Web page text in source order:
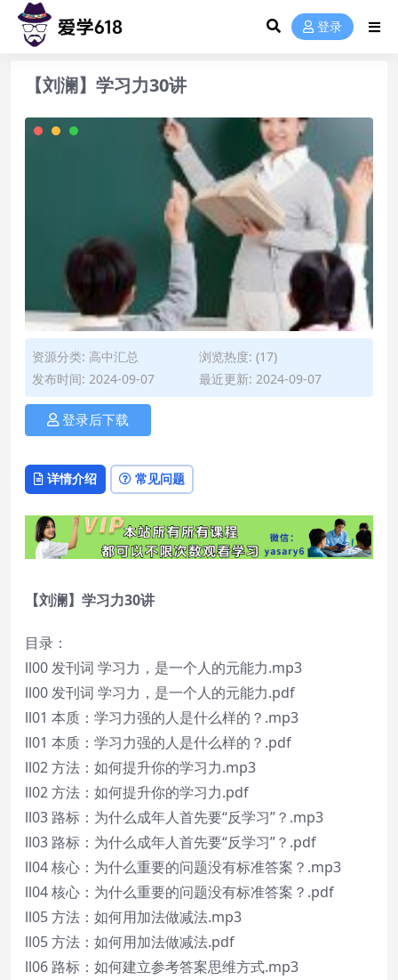
登录
【刘澜】学习力30讲
资源分类: 高中汇总
浏览热度: (17)
发布时间: 2024-09-07
最近更新: 2024-09-07
登录后下载
详情介绍 常见问题
【刘澜】学习力30讲
目录：
ll00 发刊词 学习力，是一个人的元能力.mp3
ll00 发刊词 学习力，是一个人的元能力.pdf
ll01 本质：学习力强的人是什么样的？.mp3
ll01 本质：学习力强的人是什么样的？.pdf
ll02 方法：如何提升你的学习力.mp3
ll02 方法：如何提升你的学习力.pdf
ll03 路标：为什么成年人首先要“反学习”？.mp3
ll03 路标：为什么成年人首先要“反学习”？.pdf
ll04 核心：为什么重要的问题没有标准答案？.mp3
ll04 核心：为什么重要的问题没有标准答案？.pdf
ll05 方法：如何用加法做减法.mp3
ll05 方法：如何用加法做减法.pdf
ll06 路标：如何建立参考答案思维方式.mp3